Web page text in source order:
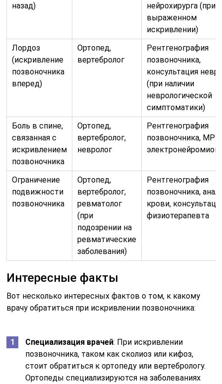
назад)
нейрохирурга (при
выраженном
искривлении)
Лордоз
(искривление
позвоночника
вперед)
Ортопед,
вертебролог
Рентгенография
позвоночника,
консультация
(при наличии
неврологической
симптоматики)
Боль в спине,
связанная с
искривлением
позвоночника
Ортопед,
вертебролог,
невролог
Рентгенография
позвоночника,
Ограничение
подвижности
позвоночника
Ортопед,
вертебролог,
ревматолог
(при
подозрении на
ревматические
заболевания)
Рентгенография
позвоночника,
крови,
физиотерапевта
Интересные факты
Вот несколько интересных фактов о том, к какому
врачу обратиться при искривлении позвоночника:
Специализация врачей: При искривлении
позвоночника, таком как сколиоз или кифоз,
стоит обратиться к ортопеду или вертебрологу.
Ортопеды специализируются на заболеваниях